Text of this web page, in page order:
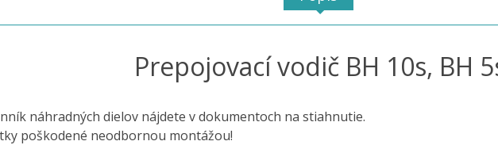
Prepojovací vodič BH 10s, BH
náhradných dielov nájdete v dokumentoch na stiahnutie.
poškodené neodbornou montážou!